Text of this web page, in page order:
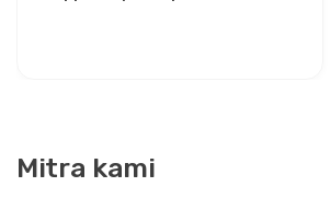
Mitra kami